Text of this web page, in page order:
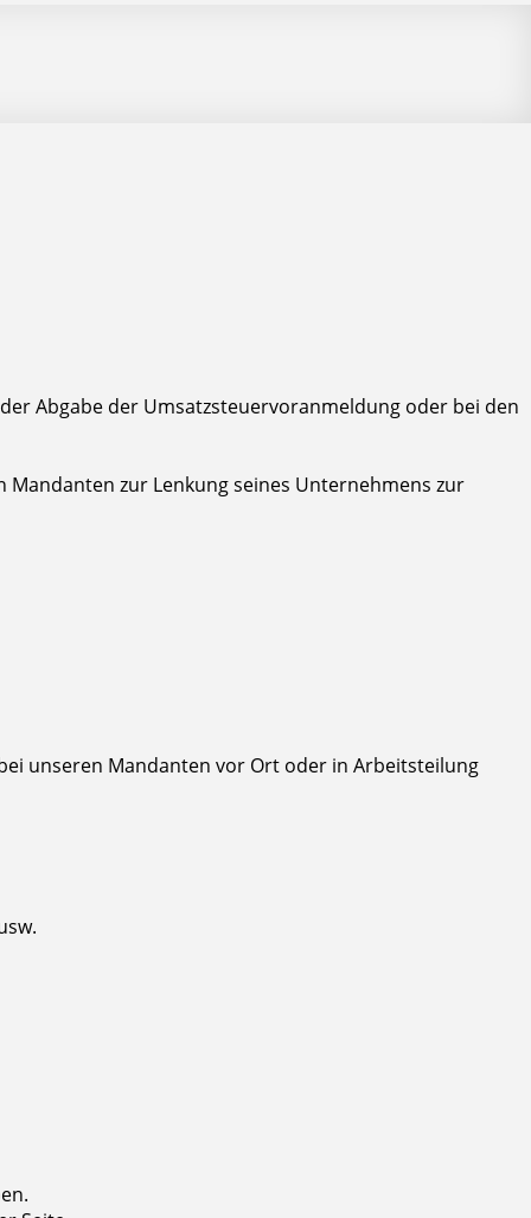
Abgabe der Umsatzsteuervoranmeldung oder bei den
zur Lenkung seines Unternehmens zur
unseren Mandanten vor Ort oder in Arbeitsteilung